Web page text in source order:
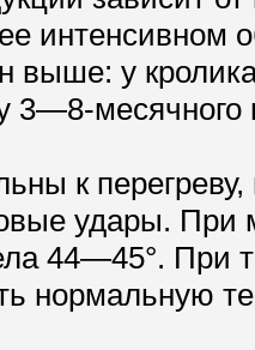
интенсивном
выше: у
у 3—8-
к
удары. При
44—45°. При
нормальную